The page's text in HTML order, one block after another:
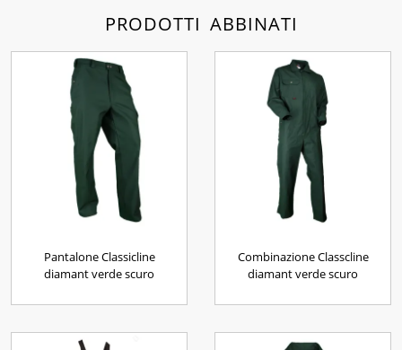
PRODOTTI ABBINATI
Pantalone Classicline
diamant verde scuro
Combinazione Classcline
diamant verde scuro